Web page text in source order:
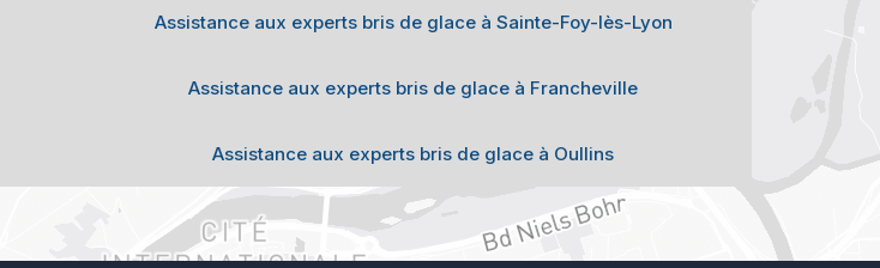
Assistance aux experts bris de glace à Sainte-Foy-lès-Lyon
Assistance aux experts bris de glace à Francheville
Assistance aux experts bris de glace à Oullins